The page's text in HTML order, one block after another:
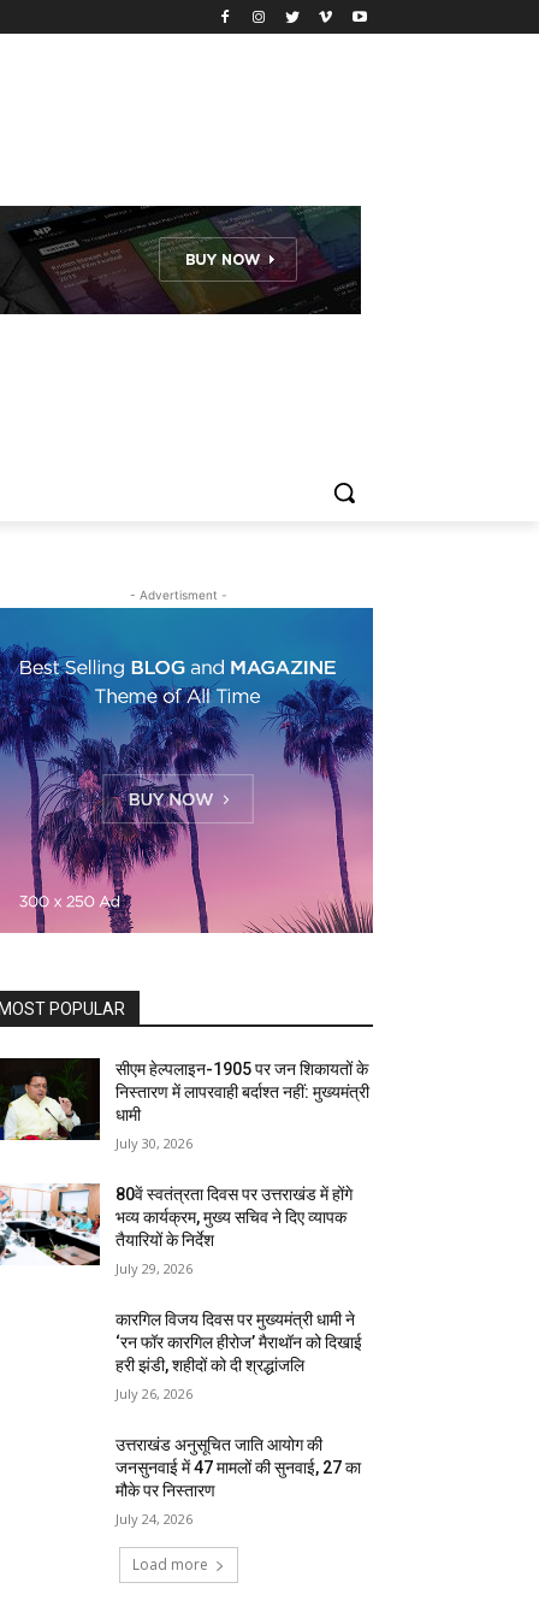
- Advertisment -
MOST POPULAR
सीएम हेल्पलाइन-1905 पर जन शिकायतों के
निस्तारण में लापरवाही बर्दाश्त नहीं: मुख्यमंत्री
धामी
July 30, 2026
80वें स्वतंत्रता दिवस पर उत्तराखंड में होंगे
भव्य कार्यक्रम, मुख्य सचिव ने दिए व्यापक
तैयारियों के निर्देश
July 29, 2026
कारगिल विजय दिवस पर मुख्यमंत्री धामी ने
‘रन फॉर कारगिल हीरोज’ मैराथॉन को दिखाई
हरी झंडी, शहीदों को दी श्रद्धांजलि
July 26, 2026
उत्तराखंड अनुसूचित जाति आयोग की
जनसुनवाई में 47 मामलों की सुनवाई, 27 का
मौके पर निस्तारण
July 24, 2026
Load more